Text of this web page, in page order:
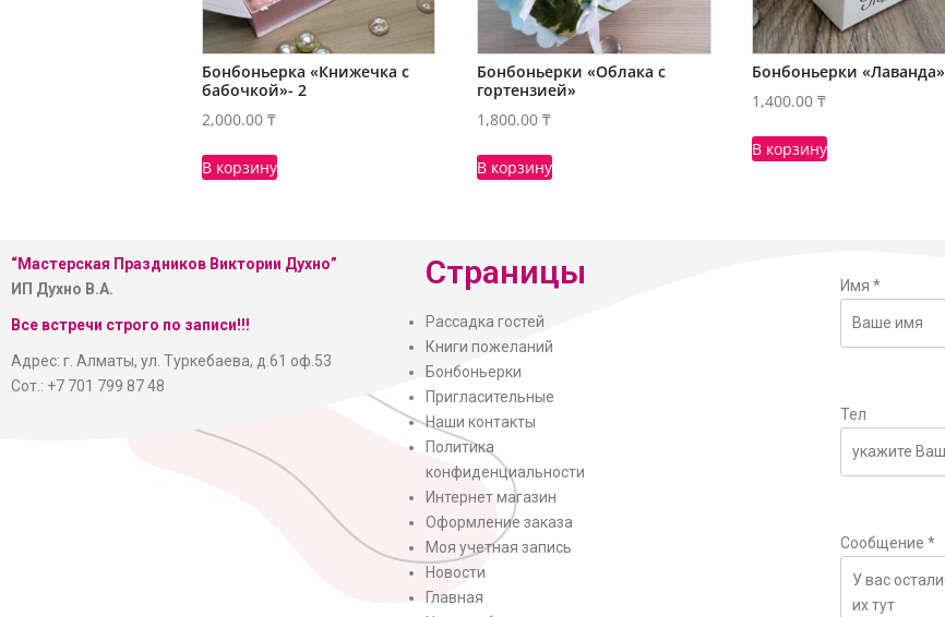
Бонбоньерка «Книжечка с
бабочкой»- 2
2,000.00 ₸
В корзину
Бонбоньерки «Облака с
гортензией»
1,800.00 ₸
В корзину
Бонбоньерки «Лаванда»
1,400.00 ₸
В корзину
“Мастерская Праздников Виктории Духно”
ИП Духно В.А.
Все встречи строго по записи!!!
Адрес: г. Алматы, ул. Туркебаева, д.61 оф.53
Сот.: +7 701 799 87 48
Страницы
Рассадка гостей
Книги пожеланий
Бонбоньерки
Пригласительные
Наши контакты
Политика
конфиденциальности
Интернет магазин
Оформление заказа
Моя учетная запись
Новости
Главная
Имя *
Тел
Сообщение *